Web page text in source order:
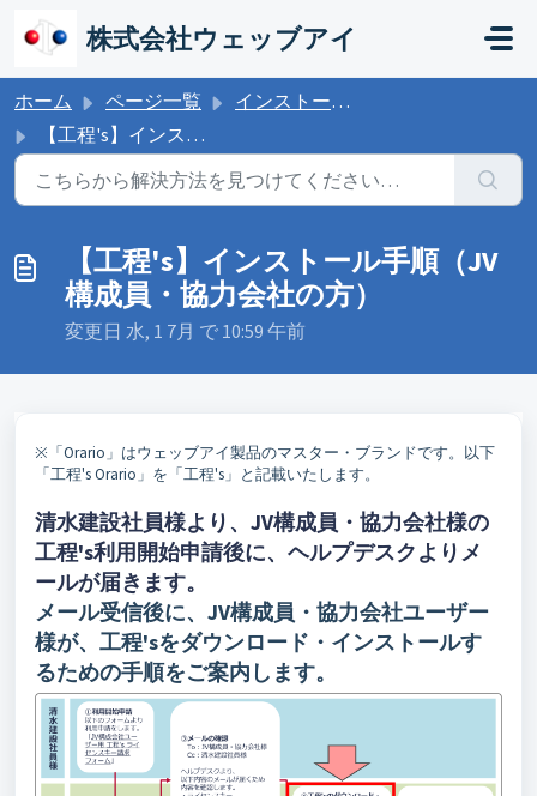
株式会社ウェッブアイ
ホーム ページ一覧
インストール：JV構成企業の方
【工程's】インストール手順（JV構成員・協力会社の方）
【工程's】インストール手順（JV
構成員・協力会社の方）
変更日 水, 1 7月 で 10:59 午前
※「Orario」はウェッブアイ製品のマスター・ブランドです。以下
「工程's Orario」を「工程's」と記載いたします。
清水建設社員様より、JV構成員・協力会社様の
工程's利用開始申請後に、ヘルプデスクよりメ
ールが届きます。
メール受信後に、JV構成員・協力会社ユーザー
様が、工程'sをダウンロード・インストールす
るための手順をご案内します。